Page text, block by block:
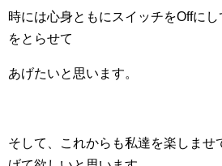
時には心身ともにスイッチをOffに
をとらせて
あげたいと思います。
そして、これからも私達を楽しませ